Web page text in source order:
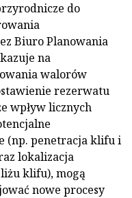
do
Biuro Planowania
na
walorów
rezerwatu
wpływ licznych
(np. penetracja klifu i
lokalizacja
klifu), mogą
nowe procesy